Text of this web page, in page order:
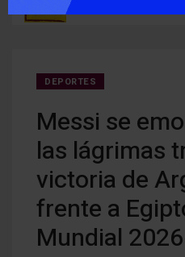
DEPORTES
Messi se
las lágrimas
victoria de
frente a
Mundial 2026